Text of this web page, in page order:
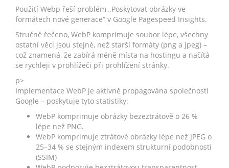
Použití Webp řeší problém „Poskytovat obrázky ve
formátech nové generace“ v Google Pagespeed Insights.
Stručně řečeno, WebP komprimuje soubor lépe, všechny
ostatní věci jsou stejné, než starší formáty (png a jpeg) –
což znamená, že zabírá méně místa na hostingu a načítá
se rychleji v prohlížeči při prohlížení stránky.
p>
Implementace WebP je aktivně propagována společností
Google – poskytuje tyto statistiky:
WebP komprimuje obrázky bezeztrátově o 26 %
lépe než PNG.
WebP komprimuje ztrátové obrázky lépe než JPEG o
25–34 % se stejným indexem strukturní podobnosti
(SSIM)